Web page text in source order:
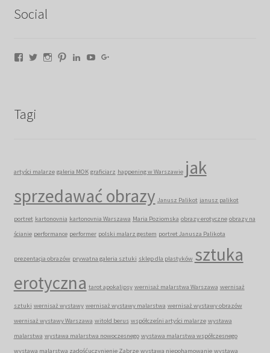
Social
Facebook
TwitterInstagram
PinterestLinkedIn
YouTube
Tagi
artyści malarze galeria MOK graficiarz happening w Warszawie jak
sprzedawać obrazy Janusz Palikot janusz palikot
portret kartonovnia kartonovnia Warszawa Maria Poziomska obrazy erotyczne obrazy na
ścianie performance performer polski malarz gestem portret Janusza Palikota
prezentacja obrazów prywatna galeria sztuki sklep dla plastyków sztuka
erotyczna tarot apokalipsy wernisaż malarstwa Warszawa wernisaż
sztuki wernisaż wystawy wernisaż wystawy malarstwa wernisaż wystawy obrazów
wernisaż wystawy Warszawa witold berus współcześni artyści malarze wystawa
malarstwa wystawa malarstwa nowoczesnego wystawa malarstwa współczesnego
wystawa malarstwa zadośćuczynienie Zabrze wystawa niepohamowanie wystawa